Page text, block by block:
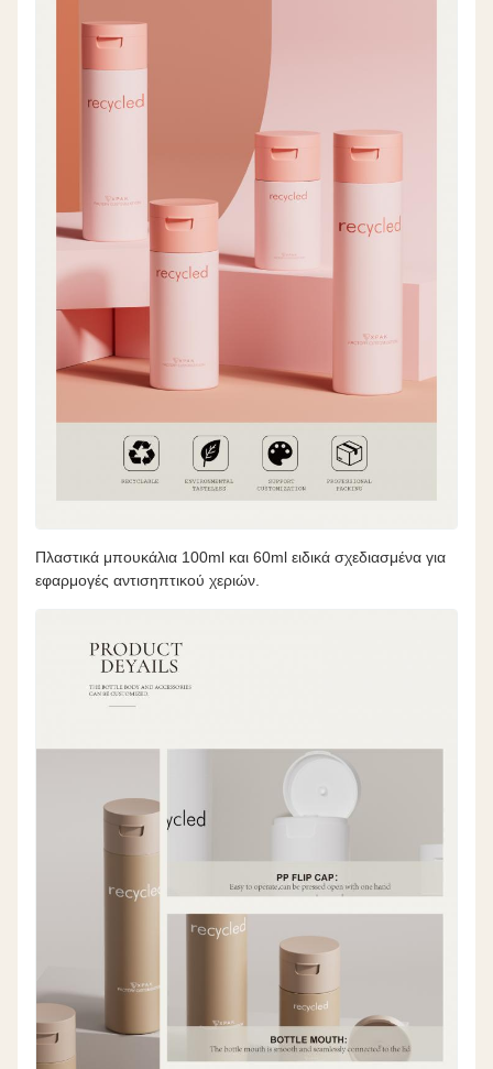
Πλαστικά μπουκάλια 100ml και 60ml ειδικά σχεδιασμένα για
εφαρμογές αντισηπτικού χεριών.